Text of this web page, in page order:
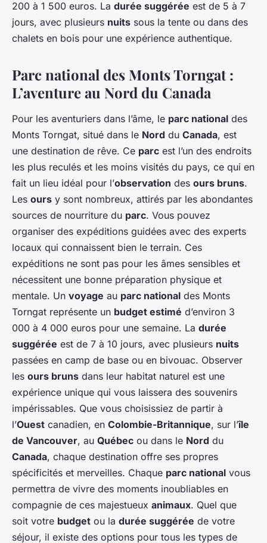
200 à 1 500 euros. La durée suggérée est de 5 à 7
jours, avec plusieurs nuits sous la tente ou dans des
chalets en bois pour une expérience authentique.
Parc national des Monts Torngat :
L’aventure au Nord du Canada
Pour les aventuriers dans l’âme, le parc national des
Monts Torngat, situé dans le Nord du Canada, est
une destination de rêve. Ce parc est l’un des endroits
les plus reculés et les moins visités du pays, ce qui en
fait un lieu idéal pour l’observation des ours bruns.
Les ours y sont nombreux, attirés par les abondantes
sources de nourriture du parc. Vous pouvez
organiser des expéditions guidées avec des experts
locaux qui connaissent bien le terrain. Ces
expéditions ne sont pas pour les âmes sensibles et
nécessitent une bonne préparation physique et
mentale. Un voyage au parc national des Monts
Torngat représente un budget estimé d’environ 3
000 à 4 000 euros pour une semaine. La durée
suggérée est de 7 à 10 jours, avec plusieurs nuits
passées en camp de base ou en bivouac. Observer
les ours bruns dans leur habitat naturel est une
expérience unique qui vous laissera des souvenirs
impérissables. Que vous choisissiez de partir à
l’Ouest canadien, en Colombie-Britannique, sur l’île
de Vancouver, au Québec ou dans le Nord du
Canada, chaque destination offre ses propres
spécificités et merveilles. Chaque parc national vous
permettra de vivre des moments inoubliables en
compagnie de ces majestueux animaux. Quel que
soit votre budget ou la durée suggérée de votre
séjour, il existe des options pour tous les types de